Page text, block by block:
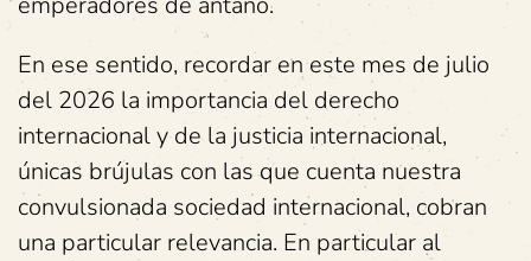
En ese sentido, recordar en este mes de julio
del 2026 la importancia del derecho
internacional y de la justicia internacional,
únicas brújulas con las que cuenta nuestra
convulsionada sociedad internacional, cobran
una particular relevancia. En particular al